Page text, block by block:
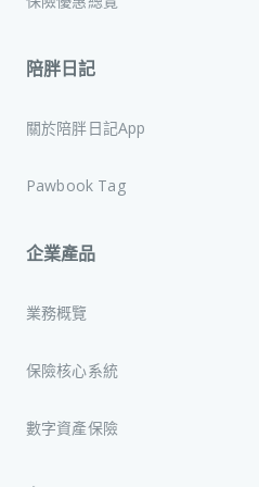
陪胖日記
關於陪胖日記App
Pawbook Tag
企業產品
業務概覽
保險核心系統
數字資產保險